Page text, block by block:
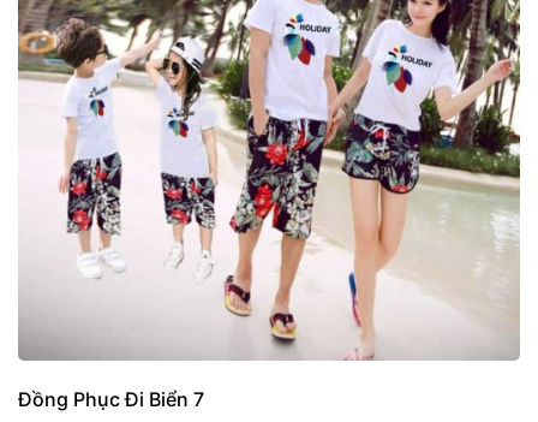
Đồng Phục Đi Biển 7